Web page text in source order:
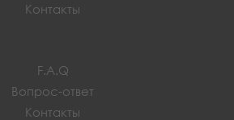
Контакты
F.A.Q
Вопрос-ответ
Контакты